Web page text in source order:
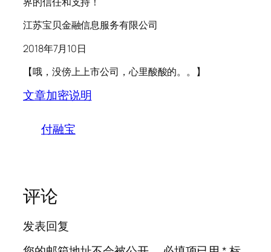
江苏宝贝金融信息服务有限公司
2018年7月10日
【哦，没傍上上市公司，心里酸酸的。。】
文章加密说明
付融宝
评论
发表回复